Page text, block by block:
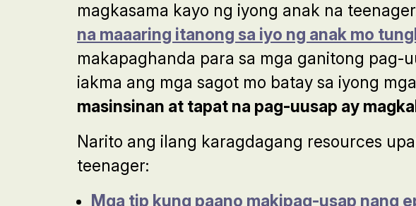
magkasama kayo ng iyong anak na
na maaaring itanong sa iyo ng anak mo
makapaghanda para sa mga ganitong pag-
iakma ang mga sagot mo batay sa iyong
masinsinan at tapat na pag-uusap ay
Narito ang ilang karagdagang resources
teenager:
Mga tip kung paano makipag-usap nang